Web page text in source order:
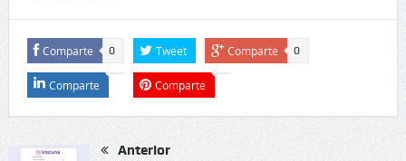
Comparte 0 Tweet Comparte 0
Comparte Comparte
Anterior